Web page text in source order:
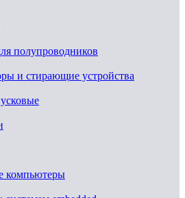
полупроводников
и стирающие устройства
компьютеры